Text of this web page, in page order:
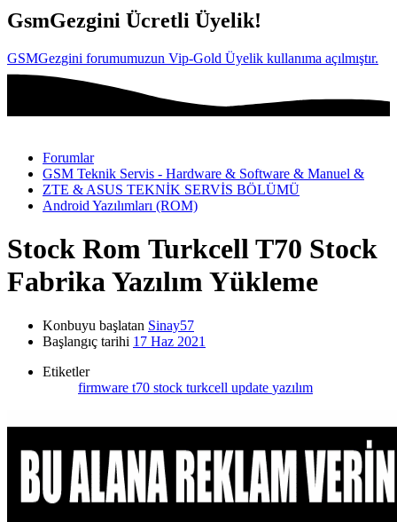
GsmGezgini Ücretli Üyelik!
GSMGezgini forumumuzun Vip-Gold Üyelik kullanıma açılmıştır.
Forumlar
GSM Teknik Servis - Hardware & Software & Manuel &
ZTE & ASUS TEKNİK SERVİS BÖLÜMÜ
Android Yazılımları (ROM)
Stock Rom Turkcell T70 Stock
Fabrika Yazılım Yükleme
Konbuyu başlatan Sinay57
Başlangıç tarihi 17 Haz 2021
Etiketler
firmware t70 stock turkcell update yazılım